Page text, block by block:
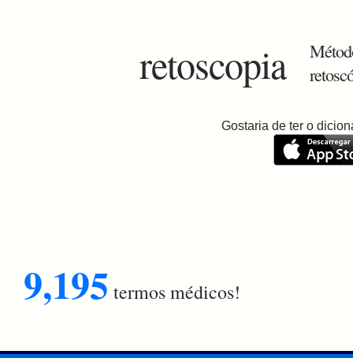
retoscopia
Gostaria de ter o
9,195 termos médicos!